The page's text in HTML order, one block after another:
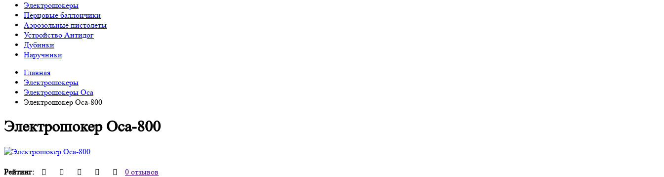
Электрошокеры
Перцовые баллончики
Аэрозольные пистолеты
Устройство Антидог
Дубинки
Наручники
Главная
Электрошокеры
Электрошокеры Оса
Электрошокер Оса-800
Электрошокер Оса-800
Рейтинг: 0 отзывов